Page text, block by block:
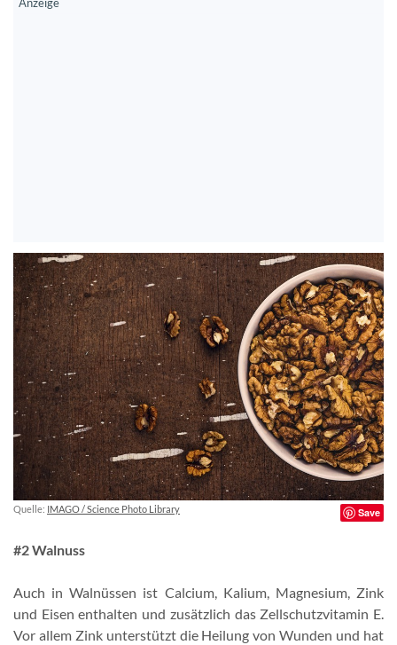
Quelle: IMAGO / Science Photo Library Save
#2 Walnuss
Auch in Walnüssen ist Calcium, Kalium, Magnesium, Zink
und Eisen enthalten und zusätzlich das Zellschutzvitamin E.
Vor allem Zink unterstützt die Heilung von Wunden und hat